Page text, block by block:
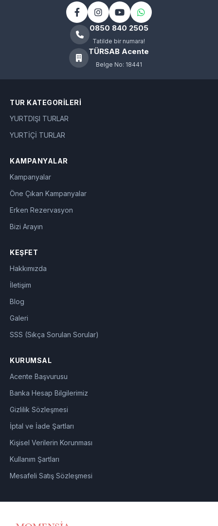
0850 840 2505
Tatilde bir numara!
TÜRSAB Acente
Belge No: 18441
TUR KATEGORILERI
YURTDIŞI TURLAR
YURTİÇİ TURLAR
KAMPANYALAR
Kampanyalar
Öne Çıkan Kampanyalar
Erken Rezervasyon
Bizi Arayın
KEŞFET
Hakkımızda
İletişim
Blog
Galeri
SSS (Sıkça Sorulan Sorular)
KURUMSAL
Acente Başvurusu
Banka Hesap Bilgilerimiz
Gizlilik Sözleşmesi
İptal ve İade Şartları
Kişisel Verilerin Korunması
Kullanım Şartları
Mesafeli Satış Sözleşmesi